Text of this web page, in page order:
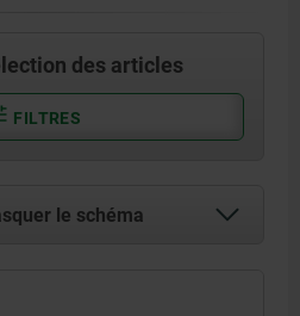
des articles
FILTRES
le schéma